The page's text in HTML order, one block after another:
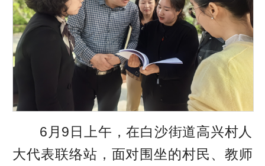
6月9日上午，在白沙街道高兴村人
大代表联络站，面对围坐的村民、教师